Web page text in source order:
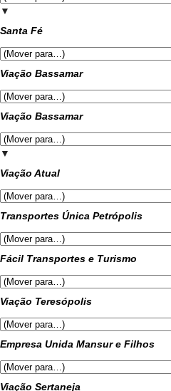
▼
Santa Fé
Viação Bassamar
Viação Bassamar
▼
Viação Atual
Transportes Única Petrópolis
Fácil Transportes e Turismo
Viação Teresópolis
Empresa Unida Mansur e Filhos
Viação Sertaneja